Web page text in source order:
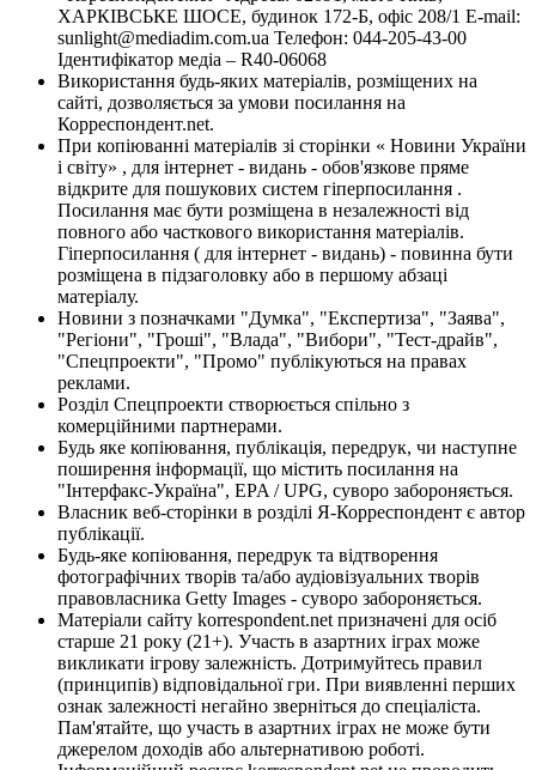
ХАРКІВСЬКЕ ШОСЕ, будинок 172-Б, офіс 208/1 E-mail:
sunlight@mediadim.com.ua Телефон: 044-205-43-00
Ідентифікатор медіа – R40-06068
Використання будь-яких матеріалів, розміщених на
сайті, дозволяється за умови посилання на
Корреспондент.net.
При копіюванні матеріалів зі сторінки « Новини України
і світу» , для інтернет - видань - обов'язкове пряме
відкрите для пошукових систем гіперпосилання .
Посилання має бути розміщена в незалежності від
повного або часткового використання матеріалів.
Гіперпосилання ( для інтернет - видань) - повинна бути
розміщена в підзаголовку або в першому абзаці
матеріалу.
Новини з позначками "Думка", "Експертиза", "Заява",
"Регіони", "Гроші", "Влада", "Вибори", "Тест-драйв",
"Спецпроекти", "Промо" публікуються на правах
реклами.
Розділ Спецпроекти створюється спільно з
комерційними партнерами.
Будь яке копіювання, публікація, передрук, чи наступне
поширення інформації, що містить посилання на
"Інтерфакс-Україна", EPA / UPG, суворо забороняється.
Власник веб-сторінки в розділі Я-Корреспондент є автор
публікації.
Будь-яке копіювання, передрук та відтворення
фотографічних творів та/або аудіовізуальних творів
правовласника Getty Images - суворо забороняється.
Матеріали сайту korrespondent.net призначені для осіб
старше 21 року (21+). Участь в азартних іграх може
викликати ігрову залежність. Дотримуйтесь правил
(принципів) відповідальної гри. При виявленні перших
ознак залежності негайно зверніться до спеціаліста.
Пам'ятайте, що участь в азартних іграх не може бути
джерелом доходів або альтернативою роботі.